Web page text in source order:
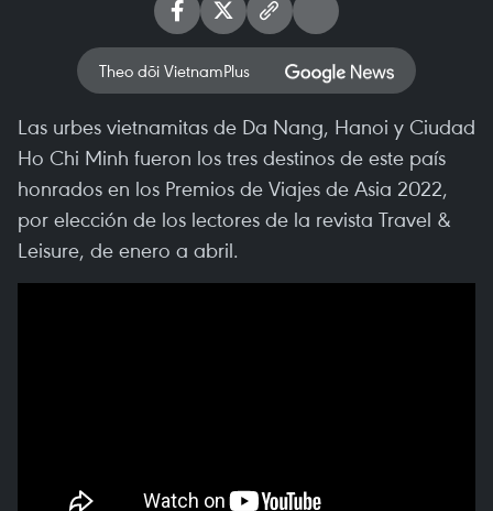
Theo dõi VietnamPlus
Las urbes vietnamitas de Da Nang, Hanoi y Ciudad
Ho Chi Minh fueron los tres destinos de este país
honrados en los Premios de Viajes de Asia 2022,
por elección de los lectores de la revista Travel &
Leisure, de enero a abril.